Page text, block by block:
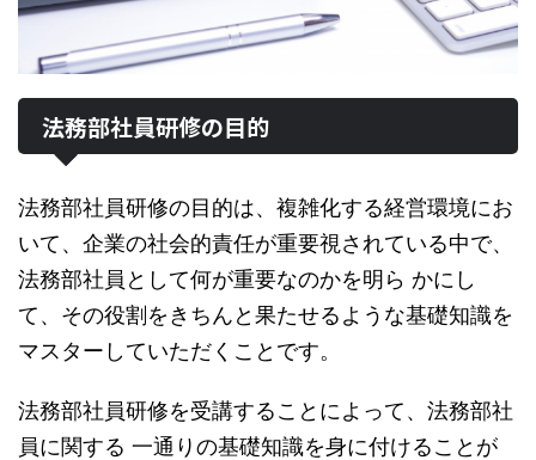
法務部社員研修の目的
法務部社員研修の目的は、複雑化する経営環境にお
いて、企業の社会的責任が重要視されている中で、
法務部社員として何が重要なのかを明ら かにし
て、その役割をきちんと果たせるような基礎知識を
マスターしていただくことです。
法務部社員研修を受講することによって、法務部社
員に関する 一通りの基礎知識を身に付けることが